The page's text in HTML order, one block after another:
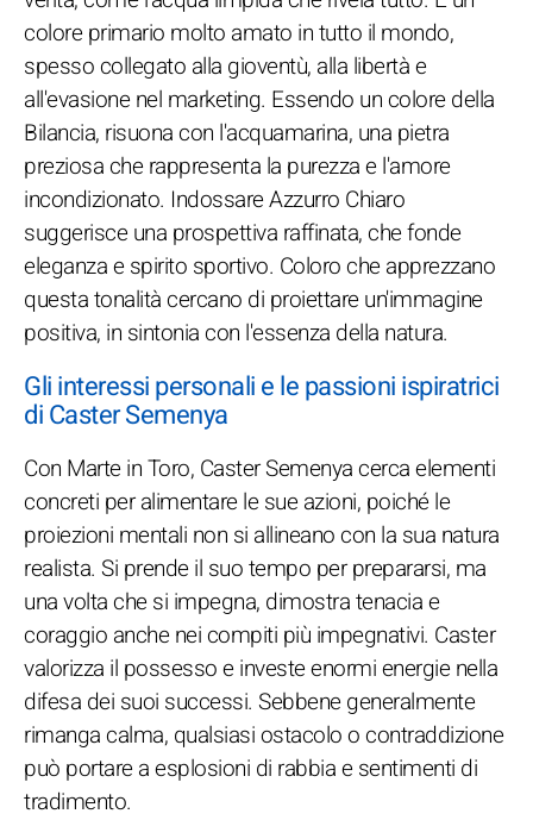
colore primario molto amato in tutto il mondo,
spesso collegato alla gioventù, alla libertà e
all'evasione nel marketing. Essendo un colore della
Bilancia, risuona con l'acquamarina, una pietra
preziosa che rappresenta la purezza e l'amore
incondizionato. Indossare Azzurro Chiaro
suggerisce una prospettiva raffinata, che fonde
eleganza e spirito sportivo. Coloro che apprezzano
questa tonalità cercano di proiettare un'immagine
positiva, in sintonia con l'essenza della natura.
Gli interessi personali e le passioni ispiratrici
di Caster Semenya
Con Marte in Toro, Caster Semenya cerca elementi
concreti per alimentare le sue azioni, poiché le
proiezioni mentali non si allineano con la sua natura
realista. Si prende il suo tempo per prepararsi, ma
una volta che si impegna, dimostra tenacia e
coraggio anche nei compiti più impegnativi. Caster
valorizza il possesso e investe enormi energie nella
difesa dei suoi successi. Sebbene generalmente
rimanga calma, qualsiasi ostacolo o contraddizione
può portare a esplosioni di rabbia e sentimenti di
tradimento.